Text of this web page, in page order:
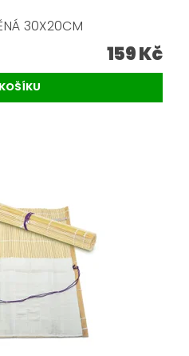
30X20CM
159 Kč